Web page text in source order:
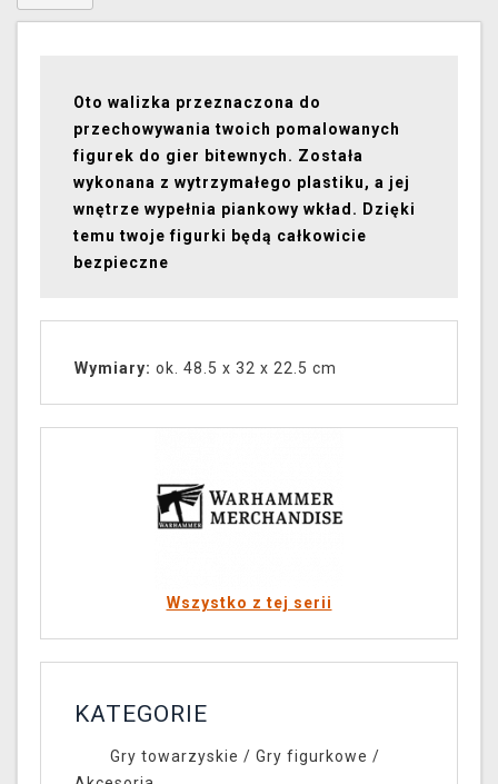
Oto walizka przeznaczona do
przechowywania twoich pomalowanych
figurek do gier bitewnych. Została
wykonana z wytrzymałego plastiku, a jej
wnętrze wypełnia piankowy wkład. Dzięki
temu twoje figurki będą całkowicie
bezpieczne
Wymiary: ok. 48.5 x 32 x 22.5 cm
Wszystko z tej serii
KATEGORIE
Gry towarzyskie / Gry figurkowe /